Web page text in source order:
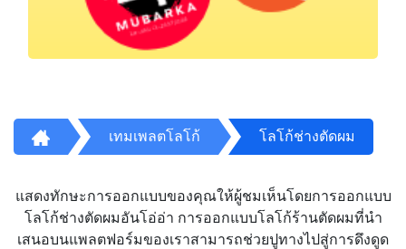
เทมเพลตโลโก้ โลโก้ช่างตัดผม
แสดงทักษะการออกแบบของคุณให้ผู้ชมเห็นโดยการออกแบบ
โลโก้ช่างตัดผมอันโอ่อ่า การออกแบบโลโก้ร้านตัดผมที่นำ
เสนอบนแพลตฟอร์มของเราสามารถช่วยปูทางไปสู่การดึงดูด